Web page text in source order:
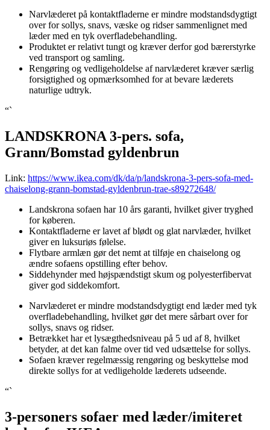
Narvlæderet på kontaktfladerne er mindre modstandsdygtigt
over for sollys, snavs, væske og ridser sammenlignet med
læder med en tyk overfladebehandling.
Produktet er relativt tungt og kræver derfor god bærerstyrke
ved transport og samling.
Rengøring og vedligeholdelse af narvlæderet kræver særlig
forsigtighed og opmærksomhed for at bevare læderets
naturlige udtryk.
“`
LANDSKRONA 3-pers. sofa,
Grann/Bomstad gyldenbrun
Link: https://www.ikea.com/dk/da/p/landskrona-3-pers-sofa-med-
chaiselong-grann-bomstad-gyldenbrun-trae-s89272648/
Landskrona sofaen har 10 års garanti, hvilket giver tryghed
for køberen.
Kontaktfladerne er lavet af blødt og glat narvlæder, hvilket
giver en luksuriøs følelse.
Flytbare armlæn gør det nemt at tilføje en chaiselong og
ændre sofaens opstilling efter behov.
Siddehynder med højspændstigt skum og polyesterfibervat
giver god siddekomfort.
Narvlæderet er mindre modstandsdygtigt end læder med tyk
overfladebehandling, hvilket gør det mere sårbart over for
sollys, snavs og ridser.
Betrækket har et lysægthedsniveau på 5 ud af 8, hvilket
betyder, at det kan falme over tid ved udsættelse for sollys.
Sofaen kræver regelmæssig rengøring og beskyttelse mod
direkte sollys for at vedligeholde læderets udseende.
“`
3-personers sofaer med læder/imiteret